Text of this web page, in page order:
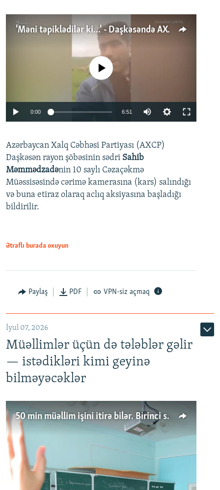
'Məni təpiklədilər ki...' - Daşkəsəndə AXCP fəalının yaxınları onun həbsinə etiraz edirlər
Auto 240p 360p
720p 1080p
No media source currently available
0:00 6:51
360p
720p
1080p
Azərbaycan Xalq Cəbhəsi Partiyası (AXCP)
Daşkəsən rayon şöbəsinin sədri Sahib
Məmmədzadənin 10 saylı Cəzaçəkmə
Müəssisəsində cərimə kamerasına (kars) salındığı
və buna etiraz olaraq aclıq aksiyasına başladığı
bildirilir.
Ətraflı burada oxuyun
Paylaş PDF VPN-siz açmaq
İyul 07, 2026
Müəllimlər üçün də tələblər gəlir
— istədikləri kimi geyinə
bilməyəcəklər
50 min müəllim işini itirə bilər. Birinci sinfə gedənlər azalır